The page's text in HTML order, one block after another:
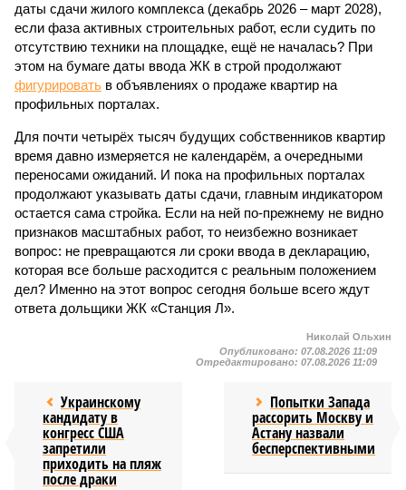
даты сдачи жилого комплекса (декабрь 2026 – март 2028),
если фаза активных строительных работ, если судить по
отсутствию техники на площадке, ещё не началась? При
этом на бумаге даты ввода ЖК в строй продолжают
фигурировать в объявлениях о продаже квартир на
профильных порталах.
Для почти четырёх тысяч будущих собственников квартир
время давно измеряется не календарём, а очередными
переносами ожиданий. И пока на профильных порталах
продолжают указывать даты сдачи, главным индикатором
остается сама стройка. Если на ней по-прежнему не видно
признаков масштабных работ, то неизбежно возникает
вопрос: не превращаются ли сроки ввода в декларацию,
которая все больше расходится с реальным положением
дел? Именно на этот вопрос сегодня больше всего ждут
ответа дольщики ЖК «Станция Л».
Николай Ольхин
Опубликовано: 07.08.2026 11:09
Отредактировано: 07.08.2026 11:09
Украинскому
кандидату в
конгресс США
запретили
приходить на пляж
после драки
Попытки Запада
рассорить Москву и
Астану назвали
бесперспективными